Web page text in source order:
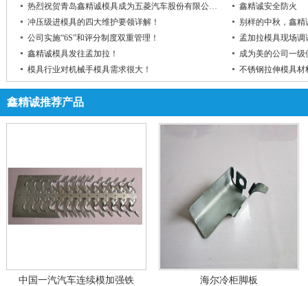
热烈祝贺青岛鑫精诚模具成为五菱汽车股份有限公司供应商
鑫精诚安全防火
冲压级进模具的四大维护要领详解！
别样的中秋，鑫精
公司实施“6S”和评分制度双重管理！
孟加拉模具现场调
鑫精诚模具发往孟加拉！
成为美的公司一级
模具行业对机械手模具需求很大！
不锈钢拉伸模具材
鑫精诚推荐产品
中国一汽汽车连续模加强铁 海尔冷柜脚板